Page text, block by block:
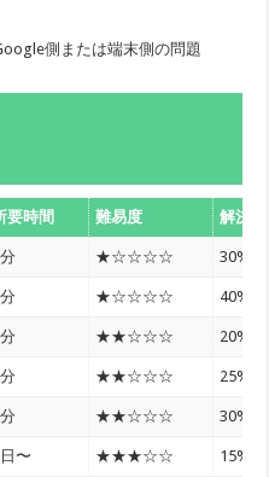
側または端末側の問題
要時間 難易度 解決率
★☆☆☆☆ 30%
★☆☆☆☆ 40%
★★☆☆☆ 20%
★★☆☆☆ 25%
★★☆☆☆ 30%
〜 ★★★☆☆ 15%